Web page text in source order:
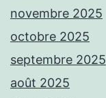
novembre 2025
octobre 2025
septembre 2025
août 2025